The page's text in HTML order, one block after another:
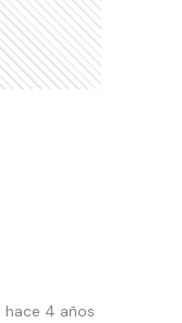
4 años